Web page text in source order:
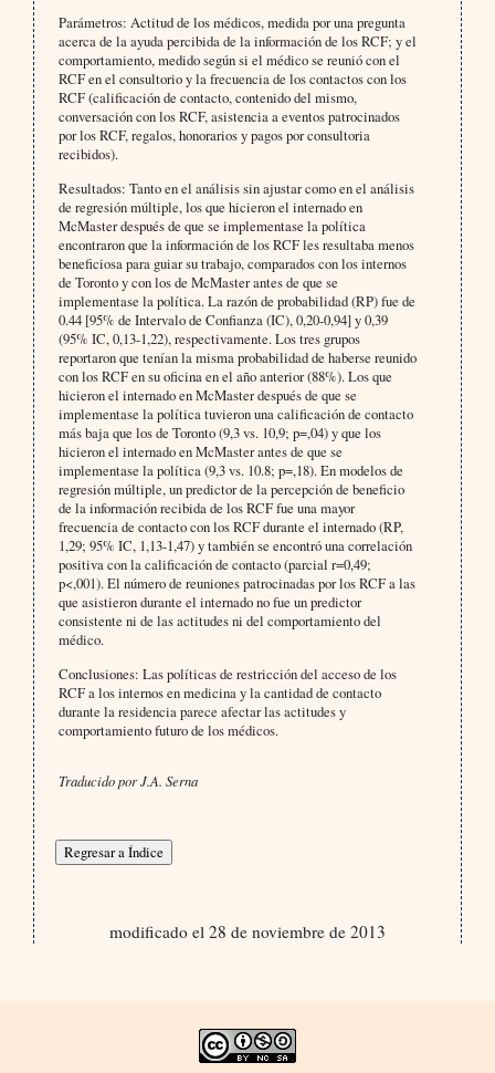
Parámetros: Actitud de los médicos, medida por una pregunta
acerca de la ayuda percibida de la información de los RCF; y el
comportamiento, medido según si el médico se reunió con el
RCF en el consultorio y la frecuencia de los contactos con los
RCF (calificación de contacto, contenido del mismo,
conversación con los RCF, asistencia a eventos patrocinados
por los RCF, regalos, honorarios y pagos por consultoria
recibidos).
Resultados: Tanto en el análisis sin ajustar comoen el análisis
de regresión múltiple, los que hicieron el internado en
McMaster después de que se implementase la política
encontraron que la información de los RCF les resultaba menos
beneficiosa para guiar su trabajo, comparados con los internos
de Toronto y con los de McMaster antes de que se
implementase la política. La razón de probabilidad (RP) fue de
0.44 [95% de Intervalo de Confianza (IC), 0,20-0,94] y 0,39
(95% IC, 0,13-1,22), respectivamente. Los tres grupos
reportaron que tenían la misma probabilidad de haberse reunido
con los RCF en su oficina en el año anterior (88%). Los que
hicieron el internado en McMaster después de que se
implementase la política tuvieron una calificación de contacto
más baja que los de Toronto (9,3 vs. 10,9; p=,04) y que los
hicieron el internado en McMaster antes de que se
implementase la política (9,3 vs. 10.8; p=,18). En modelos de
regresión múltiple, un predictor de la percepción de beneficio
de la información recibida de los RCF fue una mayor
frecuencia de contacto con los RCF durante el internado (RP,
1,29; 95% IC, 1,13-1,47) y también se encontró una correlación
positiva con la calificación de contacto (parcial r=0,49;
p<,001). El número de reuniones patrocinadas por los RCF a las
que asistieron durante el internado no fue un predictor
consistente ni de las actitudes ni del comportamiento del
médico.
Conclusiones: Las políticas de restricción del acceso de los
RCF a los internos en medicina y la cantidad de contacto
durante la residencia parece afectar las actitudes y
comportamiento futuro de los médicos.
Traducido por J.A. Serna
modificado el 28 de noviembre de 2013